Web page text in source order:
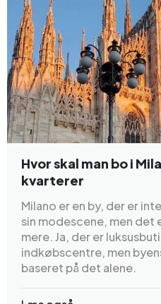
Hvor skal man bo i
kvarterer
Milano er en by, der er
sin modescene, men det
mere. Ja, der er
indkøbscentre, men
baseret på det alene.